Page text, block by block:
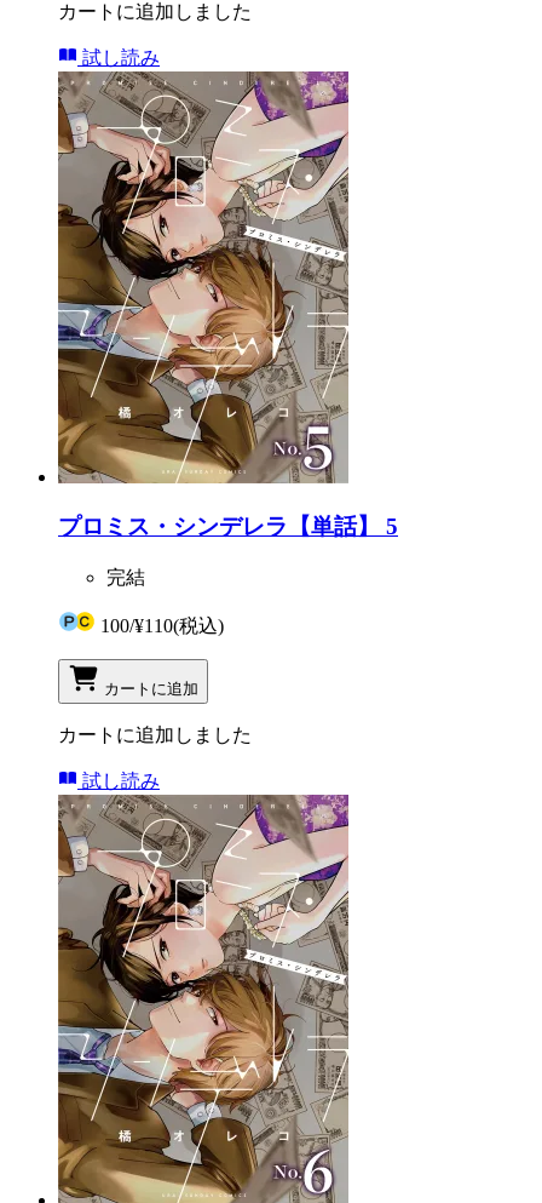
カートに追加しました
試し読み
プロミス・シンデレラ【単話】 5
完結
100/¥110(税込)
カートに追加
カートに追加しました
試し読み